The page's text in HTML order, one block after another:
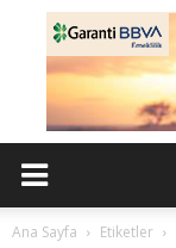
Ana Sayfa Etiketler